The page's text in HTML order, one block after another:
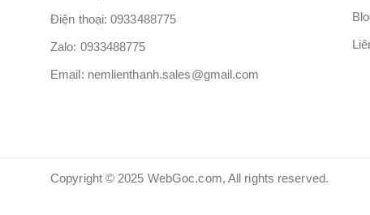
Điện thoại: 0933488775
Zalo: 0933488775
Email: nemlienthanh.sales@gmail.com
Copyright © 2025 WebGoc.com, All rights reserved.